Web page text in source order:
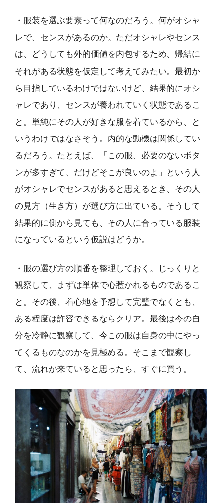
・服装を選ぶ要素って何なのだろう。何がオシャ
レで、センスがあるのか。ただオシャレやセンス
は、どうしても外的価値を内包するため、帰結に
それがある状態を仮定して考えてみたい。最初か
ら目指しているわけではないけど、結果的にオシ
ャレであり、センスが養われていく状態であるこ
と。単純にその人が好きな服を着ているから、と
いうわけではなさそう。内的な動機は関係してい
るだろう。たとえば、「この服、必要のないボタ
ンが多すぎて、だけどそこが良いのよ」という人
がオシャレでセンスがあると思えるとき、その人
の見方（生き方）が選び方に出ている。そうして
結果的に側から見ても、その人に合っている服装
になっているという仮説はどうか。
・服の選び方の順番を整理しておく。じっくりと
観察して、まずは単体で心惹かれるものであるこ
と。その後、着心地を予想して完璧でなくとも、
ある程度は許容できるならクリア。最後は今の自
分を冷静に観察して、今この服は自身の中にやっ
てくるものなのかを見極める。そこまで観察し
て、流れが来ていると思ったら、すぐに買う。